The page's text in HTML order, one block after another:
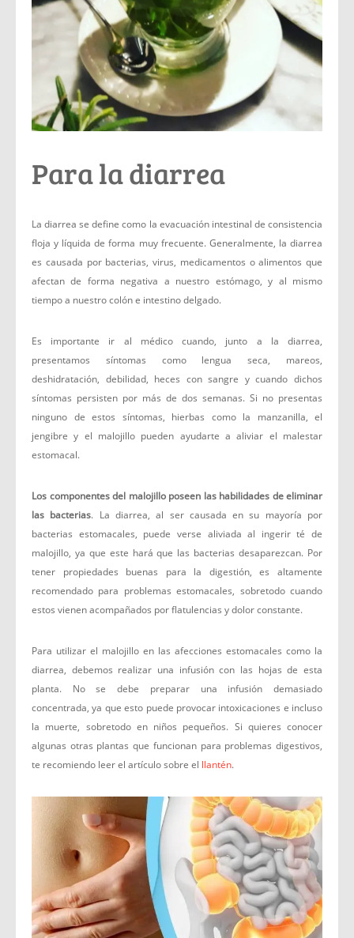
Para la diarrea
La diarrea se define como la evacuación intestinal de consistencia
floja y líquida de forma muy frecuente. Generalmente, la diarrea
es causada por bacterias, virus, medicamentos o alimentos que
afectan de forma negativa a nuestro estómago, y al mismo
tiempo a nuestro colón e intestino delgado.
Es importante ir al médico cuando, junto a la diarrea,
presentamos síntomas como lengua seca, mareos,
deshidratación, debilidad, heces con sangre y cuando dichos
síntomas persisten por más de dos semanas. Si no presentas
ninguno de estos síntomas, hierbas como la manzanilla, el
jengibre y el malojillo pueden ayudarte a aliviar el malestar
estomacal.
Los componentes del malojillo poseen las habilidades de eliminar
las bacterias. La diarrea, al ser causada en su mayoría por
bacterias estomacales, puede verse aliviada al ingerir té de
malojillo, ya que este hará que las bacterias desaparezcan. Por
tener propiedades buenas para la digestión, es altamente
recomendado para problemas estomacales, sobretodo cuando
estos vienen acompañados por flatulencias y dolor constante.
Para utilizar el malojillo en las afecciones estomacales como la
diarrea, debemos realizar una infusión con las hojas de esta
planta. No se debe preparar una infusión demasiado
concentrada, ya que esto puede provocar intoxicaciones e incluso
la muerte, sobretodo en niños pequeños. Si quieres conocer
algunas otras plantas que funcionan para problemas digestivos,
te recomiendo leer el artículo sobre el llantén.